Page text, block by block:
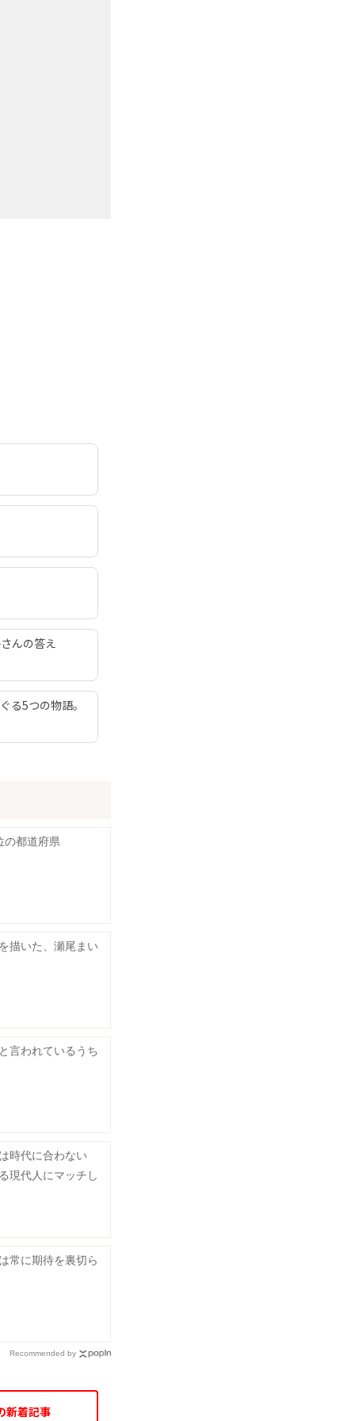
んの答え
る5つの物語。
の都道府県
描いた、瀬尾まい
言われているうち
は時代に合わない
現代人にマッチし
常に期待を裏切ら
Recommended by
新着記事